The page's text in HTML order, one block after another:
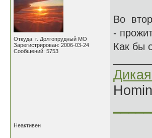
Откуда: г. Долгопрудный МО
Зарегистрирован: 2006-03-24
Сообщений: 5753
Во
-
Как бы
Неактивен